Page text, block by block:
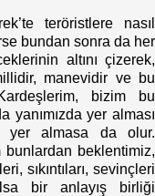
teröristlere nasıl
bundan sonra da her
altını çizerek,
manevidir ve bu
bizim bu
yanımızda yer alması
yer almasa da olur.
beklentimiz,
sıkıntıları, sevinçleri
bir anlayış birliği